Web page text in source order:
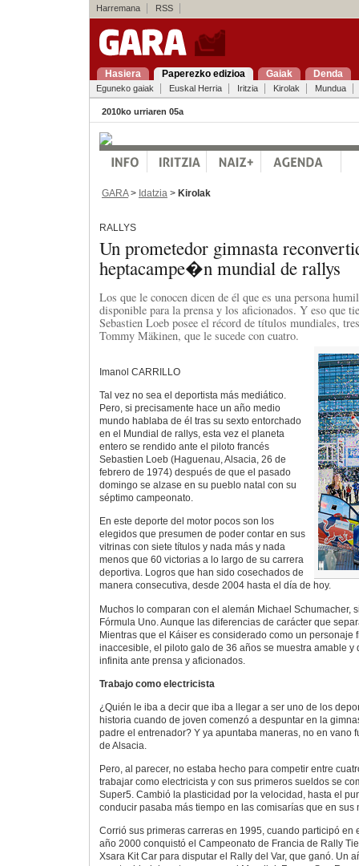
Harremana RSS
Hasiera Paperezko edizioa Gaiak Denda
Eguneko gaiak Euskal Herria Iritzia Kirolak Mundua
2010ko urriaren 05a
GARA> Idatzia > Kirolak
RALLYS
Un prometedor gimnasta
heptacampe�n mundial de rallys
Los que le conocen dicen de él que es una persona
disponible para la prensa y los aficionados. Y eso que
Sebastien Loeb posee el récord de títulos mundiales,
Tommy Mäkinen, que le sucede con cuatro.
Imanol CARRILLO
Tal vez no sea el deportista más mediático.
Pero, si precisamente hace un año medio
mundo hablaba de él tras su sexto entorchado
en el Mundial de rallys, esta vez el planeta
entero se rendido ante el piloto francés
Sebastien Loeb (Haguenau, Alsacia, 26 de
febrero de 1974) después de que el pasado
domingo se alzase en su pueblo natal con su
séptimo campeonato.
En este deporte del motor pocos son los
elegidos que presumen de poder contar en sus
vitrinas con siete títulos y nada más y nada
menos que 60 victorias a lo largo de su carrera
deportiva. Logros que han sido cosechados de
manera consecutiva, desde 2004 hasta el día de hoy.
Muchos lo comparan con el alemán Michael Schumacher,
Fórmula Uno. Aunque las diferencias de carácter que
Mientras que el Káiser es considerado como un personaje
inaccesible, el piloto galo de 36 años se muestra amable
infinita ante prensa y aficionados.
Trabajo como electricista
¿Quién le iba a decir que iba a llegar a ser uno de los
historia cuando de joven comenzó a despuntar en la
padre el entrenador? Y ya apuntaba maneras, no en vano
de Alsacia.
Pero, al parecer, no estaba hecho para competir entre
trabajar como electricista y con sus primeros sueldos se
Super5. Cambió la plasticidad por la velocidad, hasta el
conducir pasaba más tiempo en las comisarías que en sus
Corrió sus primeras carreras en 1995, cuando participó en
año 2000 conquistó el Campeonato de Francia de Rally
Xsara Kit Car para disputar el Rally del Var, que ganó. Un